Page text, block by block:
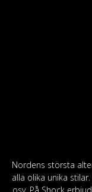
Nordens största
alla olika unika